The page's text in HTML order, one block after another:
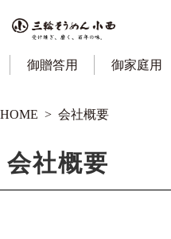
御贈答用 御家庭用
HOME 会社概要
会社概要